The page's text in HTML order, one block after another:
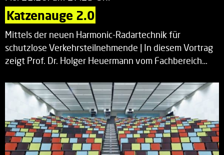
Katzenauge 2.0
Mittels der neuen Harmonic-Radartechnik für
schutzlose Verkehrsteilnehmende | In diesem Vortrag
zeigt Prof. Dr. Holger Heuermann vom Fachbereich…